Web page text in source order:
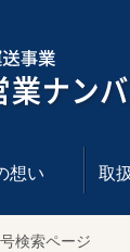
想い 取
検索ページ